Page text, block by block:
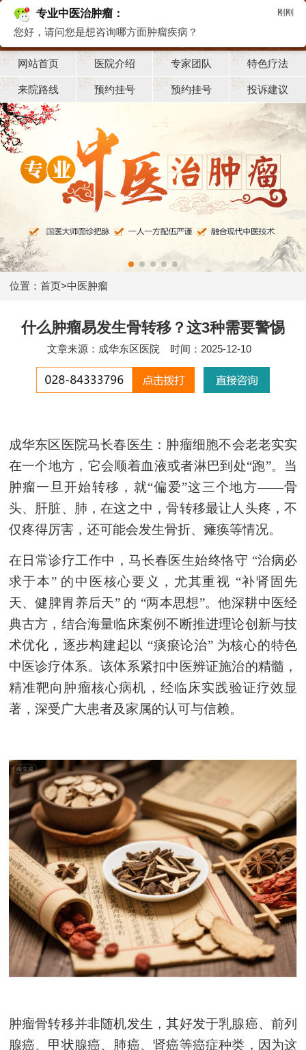
网站首页 医院介绍 专家团队 特色疗法
来院路线 预约挂号 预约挂号 投诉建议
位置： 首页>中医肿瘤
什么肿瘤易发生骨转移？这3种需要警惕
文章来源：成华东区医院 时间：2025-12-10
成华东区医院马长春医生：肿瘤细胞不会老老实实
在一个地方，它会顺着血液或者淋巴到处“跑”。当
肿瘤一旦开始转移，就“偏爱”这三个地方——骨
头、肝脏、肺 ，在这之中，骨转移最让人头疼，不
仅疼得厉害，还可能会发生骨折、瘫痪等情况。
在日常诊疗工作中，马长春医生始终恪守 “治病必
求于本” 的中医核心要义，尤其重视 “补肾固先
天、健脾胃养后天” 的 “两本思想”。他深耕中医经
典古方，结合海量临床案例不断推进理论创新与技
术优化，逐步构建起以 “痰瘀论治” 为核心的特色
中医诊疗体系。该体系紧扣中医辨证施治的精髓，
精准靶向肿瘤核心病机，经临床实践验证疗效显
著，深受广大患者及家属的认可与信赖。
肿瘤骨转移并非随机发生，其好发于乳腺癌、前列
腺癌、甲状腺癌、肺癌、肾癌等癌症种类，因为这
专业中医治肿瘤： 刚刚
您好，请问您是想咨询哪方面肿瘤疾病？